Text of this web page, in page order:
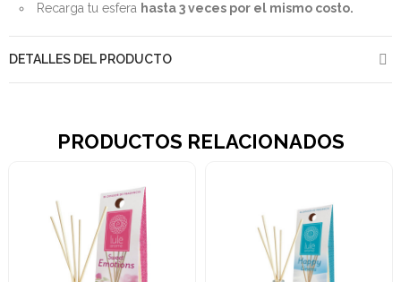
Recarga tu esfera hasta 3 veces por el mismo costo.
DETALLES DEL PRODUCTO
PRODUCTOS RELACIONADOS